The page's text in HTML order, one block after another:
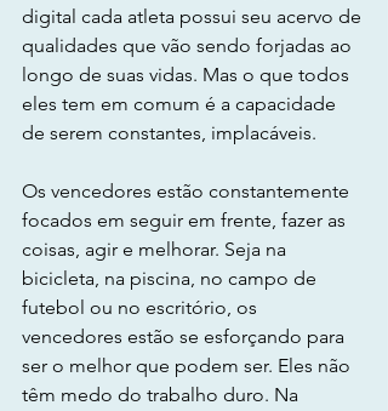
digital cada atleta possui seu acervo de
qualidades que vão sendo forjadas ao
longo de suas vidas. Mas o que todos
eles tem em comum é a capacidade
de serem constantes, implacáveis.
Os vencedores estão constantemente
focados em seguir em frente, fazer as
coisas, agir e melhorar. Seja na
bicicleta, na piscina, no campo de
futebol ou no escritório, os
vencedores estão se esforçando para
ser o melhor que podem ser. Eles não
têm medo do trabalho duro. Na